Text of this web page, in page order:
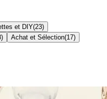
et DIY(23)
) Achat et Sélection(17)